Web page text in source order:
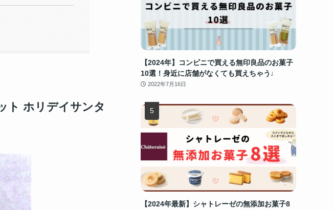
ト ホリデイサンタ
【2024年】コンビニで買える無印良品のお菓子
10選！身近に店舗がなくても買えちゃう♩
2022年7月16日
【2024年最新】シャトレーゼの無添加お菓子8